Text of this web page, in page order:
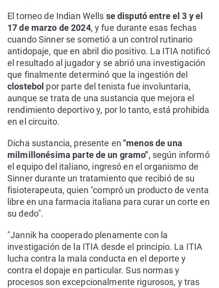
El torneo de Indian Wells se disputó entre el 3 y el
17 de marzo de 2024, y fue durante esas fechas
cuando Sinner se sometió a un control rutinario
antidopaje, que en abril dio positivo. La ITIA notificó
el resultado al jugador y se abrió una investigación
que finalmente determinó que la ingestión del
clostebol por parte del tenista fue involuntaria,
aunque se trata de una sustancia que mejora el
rendimiento deportivo y, por lo tanto, está prohibida
en el circuito.
Dicha sustancia, presente en"menos de una
milmillonésima parte de un gramo", según informó
el equipo del italiano, ingresó en el organismo de
Sinner durante un tratamiento que recibió de su
fisioterapeuta, quien "compró un producto de venta
libre en una farmacia italiana para curar un corte en
su dedo".
"Jannik ha cooperado plenamente con la
investigación de la ITIA desde el principio. La ITIA
lucha contra la mala conducta en el deporte y
contra el dopaje en particular. Sus normas y
procesos son excepcionalmente rigurosos, y tras